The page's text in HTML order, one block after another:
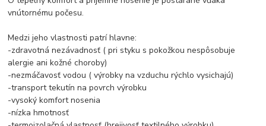
vnútornému počesu.
Medzi jeho vlastnosti patrí hlavne:
-zdravotná nezávadnosť ( pri styku s pokožkou nespôsobuje
alergie ani kožné choroby)
-nezmáčavosť vodou ( výrobky na vzduchu rýchlo vysichajú)
-transport tekutín na povrch výrobku
-vysoký komfort nosenia
-nízka hmotnosť